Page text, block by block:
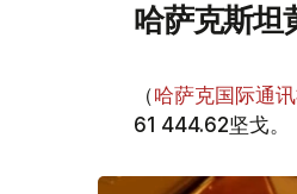
哈萨克斯坦
（哈萨克国际通
61 444.62坚戈。